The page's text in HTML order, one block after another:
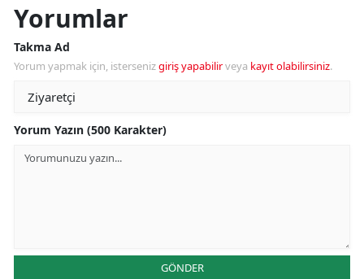
Yorumlar
Takma Ad
Yorum yapmak için, istersenizgiriş yapabilirveya kayıt olabilirsiniz.
Yorum Yazın (500 Karakter)
GÖNDER